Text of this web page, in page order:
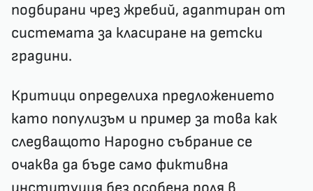
подбирани чрез жребий, адаптиран от
системата за класиране на детски
градини.
Критици определиха предложението
като популизъм и пример за това как
следващото Народно събрание се
очаква да бъде само фиктивна